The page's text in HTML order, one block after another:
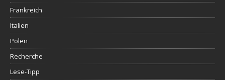
Frankreich
Italien
Polen
Recherche
Lese-Tipp